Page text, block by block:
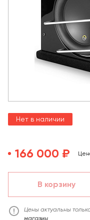
Нет в наличии
166 000 ₽
В корзину
Цены актуальны
магазин